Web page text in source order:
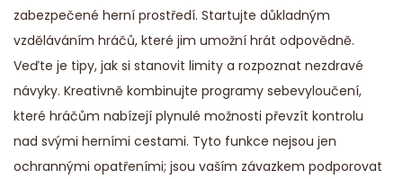
zabezpečené herní prostředí. Startujte důkladným
vzděláváním hráčů, které jim umožní hrát odpovědně.
Veďte je tipy, jak si stanovit limity a rozpoznat nezdravé
návyky. Kreativně kombinujte programy sebevyloučení,
které hráčům nabízejí plynulé možnosti převzít kontrolu
nad svými herními cestami. Tyto funkce nejsou jen
ochrannými opatřeními; jsou vaším závazkem podporovat